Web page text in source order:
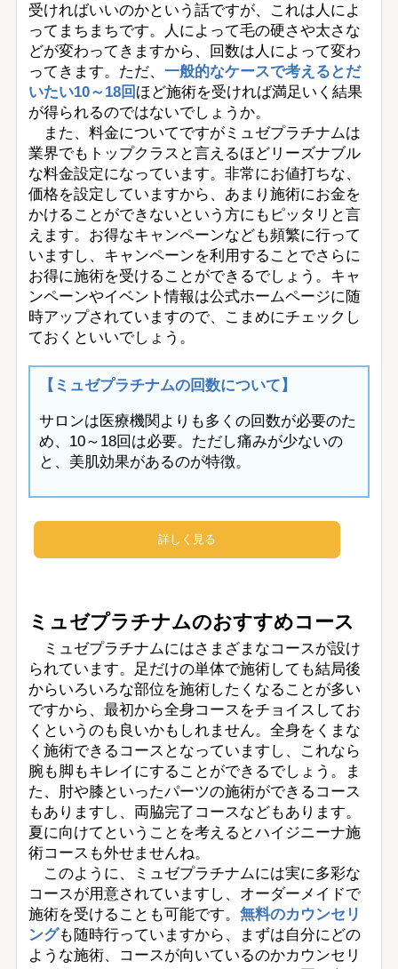
受ければいいのかという話ですが、これは人によ
ってまちまちです。人によって毛の硬さや太さな
どが変わってきますから、回数は人によって変わ
ってきます。ただ、一般的なケースで考えるとだ
いたい10～18回 ほど施術を受ければ満足いく結果
が得られるのではないでしょうか。
また、料金についてですがミュゼプラチナムは
業界でもトップクラスと言えるほどリーズナブル
な料金設定になっています。非常にお値打ちな、
価格を設定していますから、あまり施術にお金を
かけることができないという方にもピッタリと言
えます。お得なキャンペーンなども頻繁に行って
いますし、キャンペーンを利用することでさらに
お得に施術を受けることができるでしょう。キャ
ンペーンやイベント情報は公式ホームページに随
時アップされていますので、こまめにチェックし
ておくといいでしょう。
【ミュゼプラチナムの回数について】
サロンは医療機関よりも多くの回数が必要のた
め、10～18回は必要。ただし痛みが少ないの
と、美肌効果があるのが特徴。
詳しく見る
ミュゼプラチナムのおすすめコース
ミュゼプラチナムにはさまざまなコースが設け
られています。足だけの単体で施術しても結局後
からいろいろな部位を施術したくなることが多い
ですから、最初から全身コースをチョイスしてお
くというのも良いかもしれません。全身をくまな
く施術できるコースとなっていますし、これなら
腕も脚もキレイにすることができるでしょう。ま
た、肘や膝といったパーツの施術ができるコース
もありますし、両脇完了コースなどもあります。
夏に向けてということを考えるとハイジニーナ施
術コースも外せませんね。
このように、ミュゼプラチナムには実に多彩な
コースが用意されていますし、オーダーメイドで
施術を受けることも可能です。無料のカウンセリ
ングも随時行っていますから、まずは自分にどの
ような施術、コースが向いているのかカウンセリ